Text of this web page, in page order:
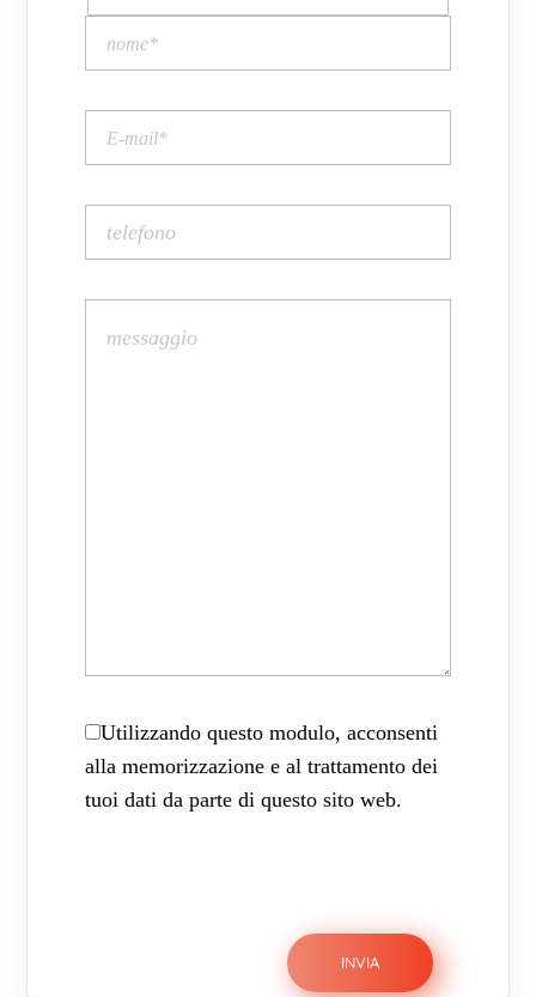
Utilizzando questo modulo, acconsenti
alla memorizzazione e al trattamento dei
tuoi dati da parte di questo sito web.